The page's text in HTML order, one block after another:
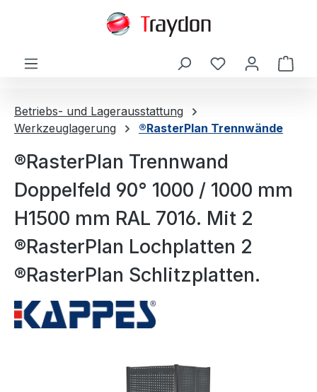
Betriebs- und Lagerausstattung
Werkzeuglagerung
®RasterPlan Trennwände
®RasterPlan Trennwand
Doppelfeld 90° 1000 / 1000 mm
H1500 mm RAL 7016. Mit 2
®RasterPlan Lochplatten 2
®RasterPlan Schlitzplatten.
Bildergalerie überspringen